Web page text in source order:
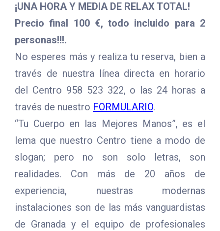
¡UNA HORA Y MEDIA DE RELAX TOTAL!
Precio final 100 €, todo incluido para 2
personas!!!.
No esperes más y realiza tu reserva, bien a
través de nuestra línea directa en horario
del Centro 958 523 322, o las 24 horas a
través de nuestro FORMULARIO.
“Tu Cuerpo en las Mejores Manos”, es el
lema que nuestro Centro tiene a modo de
slogan; pero no son solo letras, son
realidades. Con más de 20 años de
experiencia, nuestras modernas
instalaciones son de las más vanguardistas
de Granada y el equipo de profesionales